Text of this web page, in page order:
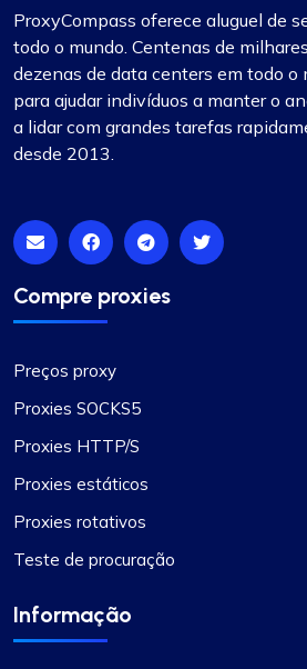
ProxyCompass oferece aluguel de
todo o mundo. Centenas de
dezenas de data centers em todo o
para ajudar indivíduos a manter o
a lidar com grandes tarefas
desde 2013.
Compre proxies
Preços proxy
Proxies SOCKS5
Proxies HTTP/S
Proxies estáticos
Proxies rotativos
Teste de procuração
Informação